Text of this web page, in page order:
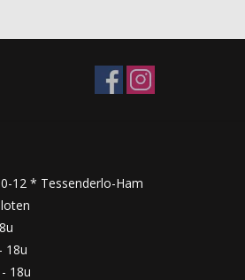
12 * Tessenderlo-Ham
18u
18u